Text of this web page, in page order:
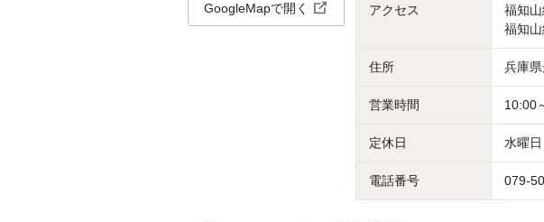
GoogleMapで開く
アクセス
福知
福知
住所 兵庫
営業時間 10:00
定休日 水曜日
電話番号 079-